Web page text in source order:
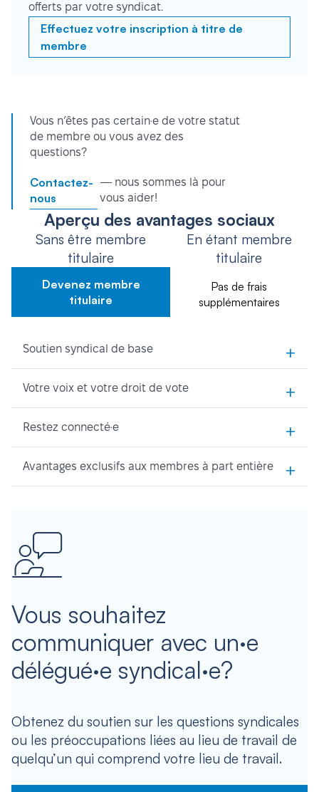
offerts par votre syndicat.
Effectuez votre inscription à titre de
membre
Vous n’êtes pas certain·e de votre statut
de membre ou vous avez des
questions?
Contactez-
nous
— nous sommes là pour
vous aider!
Aperçu des avantages sociaux
Sans être membre
titulaire
Devenez membre
titulaire
En étant membre
titulaire
Pas de frais
supplémentaires
Soutien syndical de base +
Votre voix et votre droit de vote +
Restez connecté·e +
Avantages exclusifs aux membres à part entière +
Vous souhaitez
communiquer avec un·e
délégué·e syndical·e?
Obtenez du soutien sur les questions syndicales
ou les préoccupations liées au lieu de travail de
quelqu’un qui comprend votre lieu de travail.